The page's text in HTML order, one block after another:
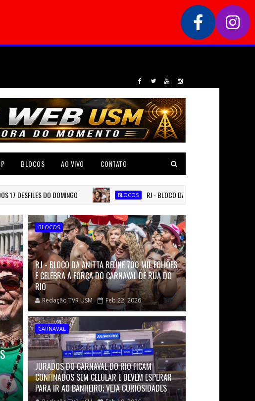
BLOCOS AO VIVO CONTATO
DO DOMINGO BLOCOS RJ - BLOCO DA ANITTA REÚNE 700 MIL FOLIÕES E
BLOCOS
RJ - BLOCO DA ANITTA REÚNE 700 MIL FOLIÕES
E CELEBRA A FORÇA DO CARNAVAL DE RUA DO
RIO
Redação TVR USM Feb 22, 2026
CARNAVAL
JURADOS DO CARNAVAL DO RIO FICAM
CONFINADOS SEM CELULAR E DEVEM ESPERAR
PARA IR AO BANHEIRO; VEJA CURIOSIDADES